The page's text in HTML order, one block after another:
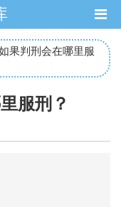
果判刑会在哪里服
服刑？